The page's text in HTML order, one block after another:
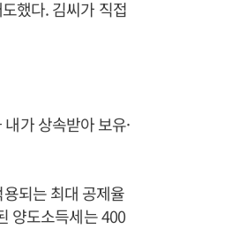
했다. 김씨가 직접
가 상속받아 보유·
되는 최대 공제율
양도소득세는 400